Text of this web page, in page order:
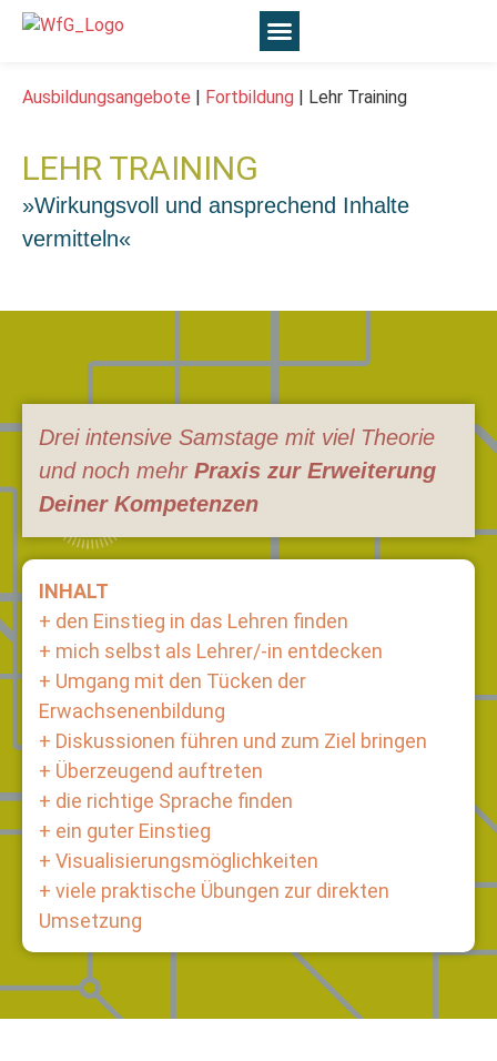
Ausbildungsangebote | Fortbildung | Lehr Training
LEHR TRAINING
»Wirkungsvoll und ansprechend Inhalte
vermitteln«
Drei intensive Samstage mit viel Theorie
und noch mehr Praxis zur Erweiterung
Deiner Kompetenzen
INHALT
+ den Einstieg in das Lehren finden
+ mich selbst als Lehrer/-in entdecken
+ Umgang mit den Tücken der
Erwachsenenbildung
+ Diskussionen führen und zum Ziel bringen
+ Überzeugend auftreten
+ die richtige Sprache finden
+ ein guter Einstieg
+ Visualisierungsmöglichkeiten
+ viele praktische Übungen zur direkten
Umsetzung